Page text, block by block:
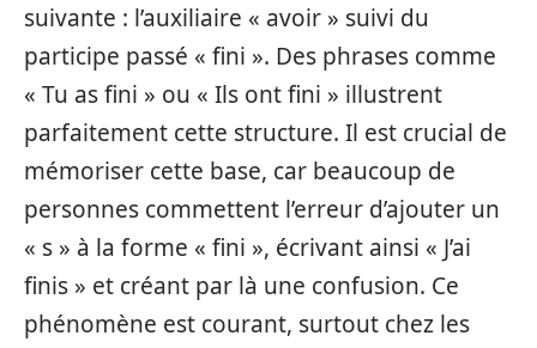
suivante : l’auxiliaire « avoir » suivi du
participe passé « fini ». Des phrases comme
« Tu as fini » ou « Ils ont fini » illustrent
parfaitement cette structure. Il est crucial de
mémoriser cette base, car beaucoup de
personnes commettent l’erreur d’ajouter un
« s » à la forme « fini », écrivant ainsi « J’ai
finis » et créant par là une confusion. Ce
phénomène est courant, surtout chez les